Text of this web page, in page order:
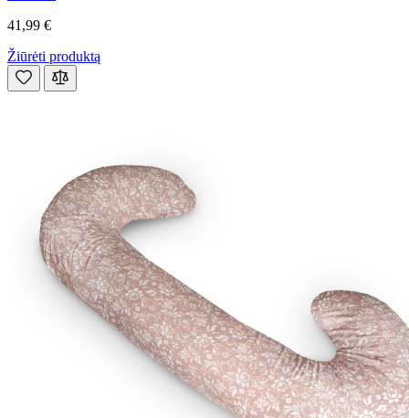
41,99 €
Žiūrėti produktą